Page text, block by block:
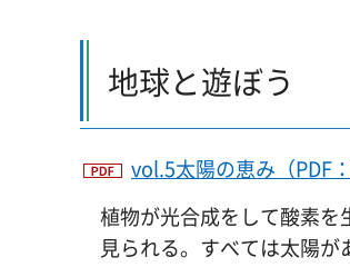
地球と遊ぼう
vol.5太陽の恵み（PDF
植物が光合成をして酸素
見られる。すべては太陽が